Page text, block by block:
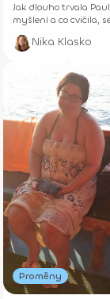
Jak dlouho trvala
myšlení a co cvičila,
Nika Klasko
Proměny